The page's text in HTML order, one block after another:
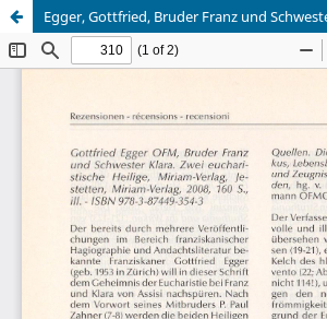
Egger, Gottfried, Bruder Franz und